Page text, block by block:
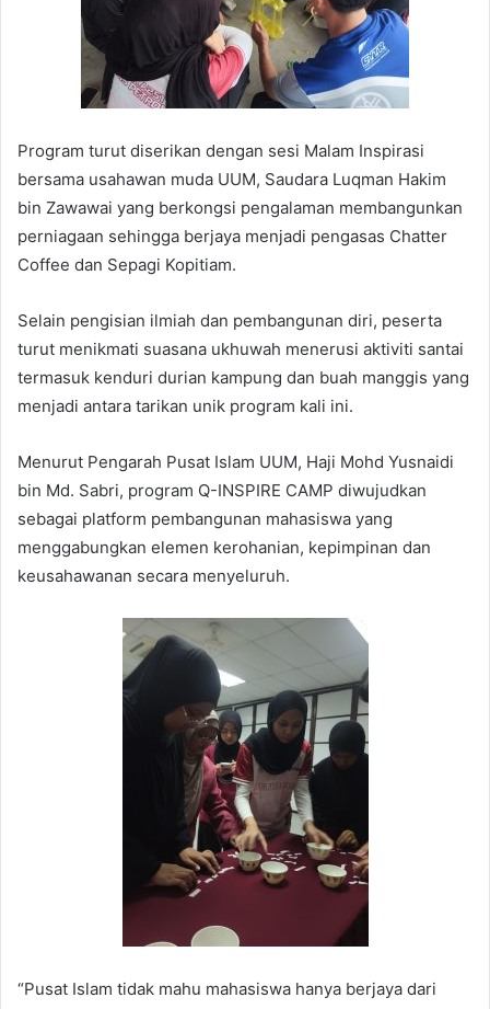
Program turut diserikan dengan sesi Malam Inspirasi
bersama usahawan muda UUM, Saudara Luqman Hakim
bin Zawawai yang berkongsi pengalaman membangunkan
perniagaan sehingga berjaya menjadi pengasas Chatter
Coffee dan Sepagi Kopitiam.
Selain pengisian ilmiah dan pembangunan diri, peserta
turut menikmati suasana ukhuwah menerusi aktiviti santai
termasuk kenduri durian kampung dan buah manggis yang
menjadi antara tarikan unik program kali ini.
Menurut Pengarah Pusat Islam UUM, Haji Mohd Yusnaidi
bin Md. Sabri, program Q-INSPIRE CAMP diwujudkan
sebagai platform pembangunan mahasiswa yang
menggabungkan elemen kerohanian, kepimpinan dan
keusahawanan secara menyeluruh.
“Pusat Islam tidak mahu mahasiswa hanya berjaya dari